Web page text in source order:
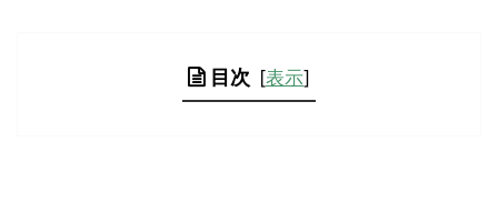
目次 [表示]